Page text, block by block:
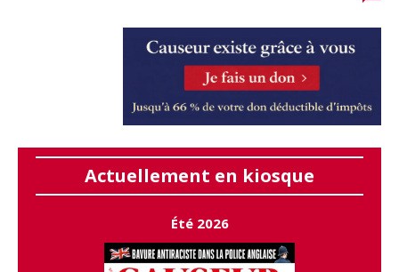
Actuellement en kiosque
Été 2026